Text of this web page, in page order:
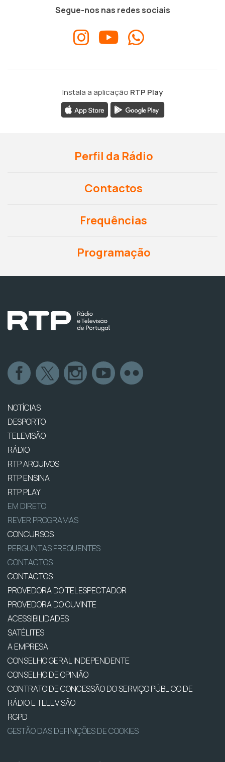
Segue-nos nas redes sociais
Instala a aplicação RTP Play
Perfil da Rádio
Contactos
Frequências
Programação
NOTÍCIAS
DESPORTO
TELEVISÃO
RÁDIO
RTP ARQUIVOS
RTP ENSINA
RTP PLAY
EM DIRETO
REVER PROGRAMAS
CONCURSOS
PERGUNTAS FREQUENTES
CONTACTOS
CONTACTOS
PROVEDORA DO TELESPECTADOR
PROVEDORA DO OUVINTE
ACESSIBILIDADES
SATÉLITES
A EMPRESA
CONSELHO GERAL INDEPENDENTE
CONSELHO DE OPINIÃO
CONTRATO DE CONCESSÃO DO SERVIÇO PÚBLICO DE
RÁDIO E TELEVISÃO
RGPD
GESTÃO DAS DEFINIÇÕES DE COOKIES